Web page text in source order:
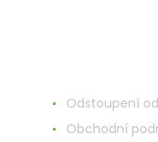
Odstoupení
Obchodní